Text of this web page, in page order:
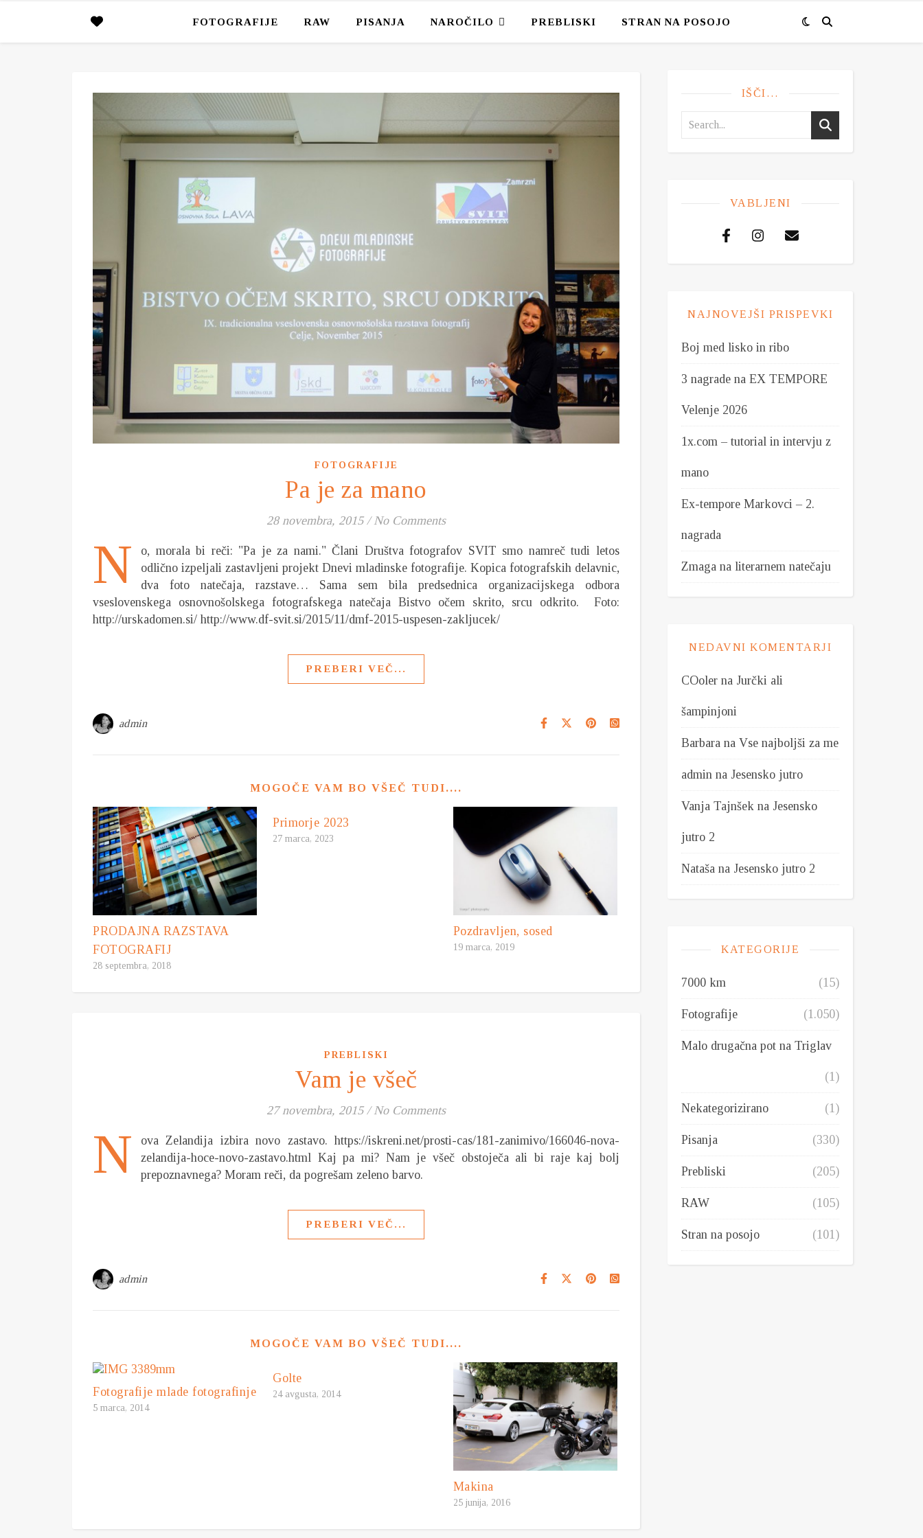
FOTOGRAFIJE RAW PISANJA NAROČILO PREBLISKI STRAN NA POSOJO
FOTOGRAFIJE
Pa je za mano
28 novembra, 2015 / No Comments
N
o, morala bi reči: "Pa je za nami." Člani Društva fotografov SVIT smo namreč tudi letos
odlično izpeljali zastavljeni projekt Dnevi mladinske fotografije. Kopica fotografskih delavnic,
dva foto natečaja, razstave… Sama sem bila predsednica organizacijskega odbora
vseslovenskega osnovnošolskega fotografskega natečaja Bistvo očem skrito, srcu odkrito. Foto:
http://urskadomen.si/ http://www.df-svit.si/2015/11/dmf-2015-uspesen-zakljucek/
PREBERI VEČ...
admin
MOGOČE VAM BO VŠEČ TUDI....
PRODAJNA RAZSTAVA
FOTOGRAFIJ
28 septembra, 2018
Primorje 2023
27 marca, 2023
Pozdravljen, sosed
19 marca, 2019
PREBLISKI
Vam je všeč
27 novembra, 2015 / No Comments
N
ova Zelandija izbira novo zastavo. https://iskreni.net/prosti-cas/181-zanimivo/166046-nova-
zelandija-hoce-novo-zastavo.html Kaj pa mi? Nam je všeč obstoječa ali bi raje kaj bolj
prepoznavnega? Moram reči, da pogrešam zeleno barvo.
PREBERI VEČ...
admin
MOGOČE VAM BO VŠEČ TUDI....
Fotografije mlade fotografinje
5 marca, 2014
Golte
24 avgusta, 2014
Makina
25 junija, 2016
IŠČI…
VABLJENI
NAJNOVEJŠI PRISPEVKI
Boj med lisko in ribo
3 nagrade na EX TEMPORE
Velenje 2026
1x.com – tutorial in intervju z
mano
Ex-tempore Markovci – 2.
nagrada
Zmaga na literarnem natečaju
NEDAVNI KOMENTARJI
COoler na Jurčki ali
šampinjoni
Barbara na Vse najboljši za me
admin na Jesensko jutro
Vanja Tajnšek na Jesensko
jutro 2
Nataša na Jesensko jutro 2
KATEGORIJE
7000 km (15)
Fotografije (1.050)
Malo drugačna pot na Triglav
(1)
Nekategorizirano (1)
Pisanja (330)
Prebliski (205)
RAW (105)
Stran na posojo (101)